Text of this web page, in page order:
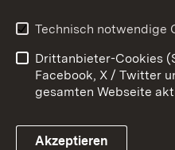
Impressum
Technisch notwendige
Drittanbieter-Cookies
Facebook, X / Twitter
gesamten Webseite
Akzeptieren